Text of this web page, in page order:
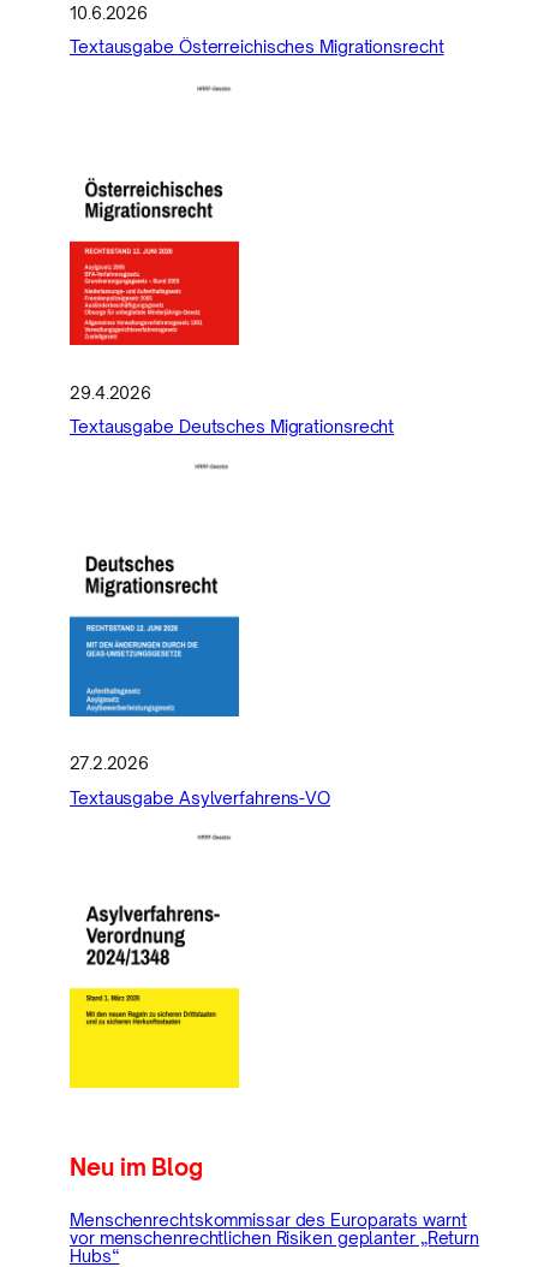
10.6.2026
Textausgabe Österreichisches Migrationsrecht
29.4.2026
Textausgabe Deutsches Migrationsrecht
27.2.2026
Textausgabe Asylverfahrens-VO
Neu im Blog
Menschenrechtskommissar des Europarats warnt
vor menschenrechtlichen Risiken geplanter „Return
Hubs“